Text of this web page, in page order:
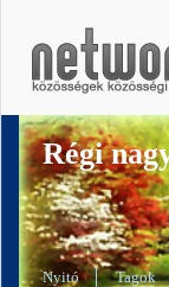
Régi
Nyitó Tagok